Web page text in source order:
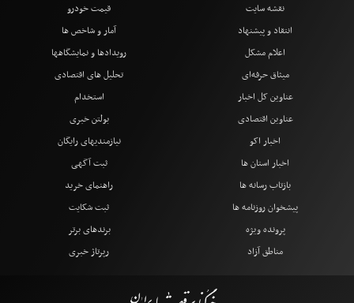
نقشه سایت
انتقاد و پیشنهاد
اعلام مشکل
میثاق حرفه‌ای
قیمت خودرو
آمار و شاخص ها
رویدادها و نمایشگاهها
تحلیل های اقتصادی
عناوین کل اخبار
عناوین اقتصادی
اخبار اکو
اخبار استان ها
بازتاب رسانه ها
پیشخوان روزنامه ها
پرونده ویژه
مناطق آزاد
استخدام
بولتن خبری
نیازمندیهای رایگان
ثبت آگهی
راهنمای خرید
ثبت شکایت
برندهای برتر
رپرتاژ خبری